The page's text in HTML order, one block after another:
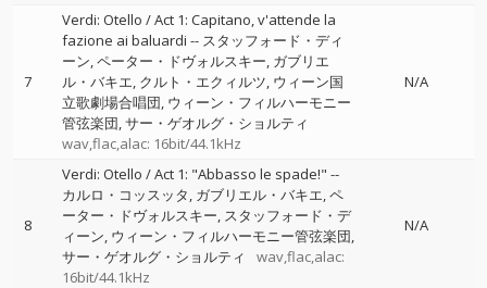
7
Verdi: Otello / Act 1: Capitano, v'attende la
fazione ai baluardi -- スタッフォード・ディ
ーン ペーター・ドヴォルスキー ガブリエ
ル・バキエ クルト・エクィルツ ウィーン国
立歌劇場合唱団 ウィーン・フィルハーモニー
管弦楽団 サー・ゲオルグ・ショルティ
wav,flac,alac: 16bit/44.1kHz
N/A
8
Verdi: Otello / Act 1: "Abbasso le spade!" --
カルロ・コッスッタ ガブリエル・バキエ ペ
ーター・ドヴォルスキー スタッフォード・デ
ィーン ウィーン・フィルハーモニー管弦楽団
サー・ゲオルグ・ショルティ
wav,flac,alac:
16bit/44.1kHz
N/A